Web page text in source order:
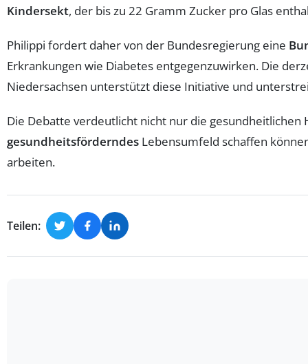
Kindersekt, der bis zu 22 Gramm Zucker pro Glas
Philippi fordert daher von der Bundesregierung eine
Erkrankungen wie Diabetes entgegenzuwirken. Die
Niedersachsen unterstützt diese Initiative und
Die Debatte verdeutlicht nicht nur die
gesundheitsförderndes Lebensumfeld schaffen
arbeiten.
Teilen: